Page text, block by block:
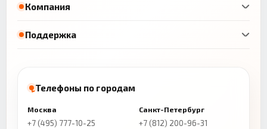
Компания
Поддержка
Телефоны по городам
Москва
+7 (495) 777-10-25
Санкт-Петербург
+7 (812) 200-96-31